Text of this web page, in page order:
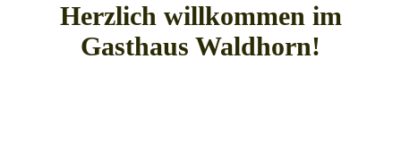
Herzlich willkommen im
Gasthaus Waldhorn!